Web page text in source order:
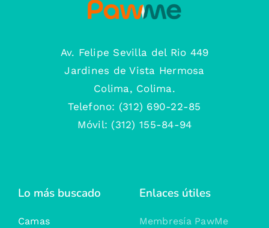
Av. Felipe Sevilla del Rio 449
Jardines de Vista Hermosa
Colima, Colima.
Telefono: (312) 690-22-85
Móvil: (312) 155-84-94
Lo más buscado
Camas
Enlaces útiles
Membresía PawMe